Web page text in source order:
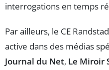
interrogations en temps
Par ailleurs, le CE
active dans des médias
Journal du Net, Le Miroir